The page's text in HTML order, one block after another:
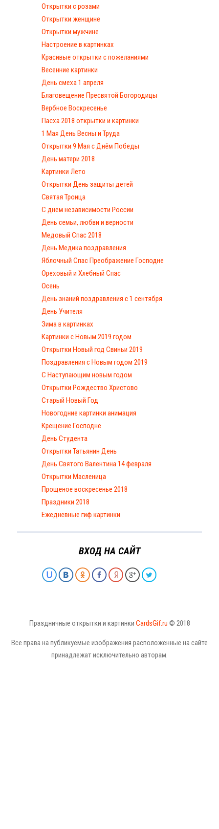
Открытки с розами
Открытки женщине
Открытки мужчине
Настроение в картинках
Красивые открытки с пожеланиями
Весенние картинки
День смеха 1 апреля
Благовещение Пресвятой Богородицы
Вербное Воскресенье
Пасха 2018 открытки и картинки
1 Мая День Весны и Труда
Открытки 9 Мая с Днём Победы
День матери 2018
Картинки Лето
Открытки День защиты детей
Святая Троица
С днем независимости России
День семьи, любви и верности
Медовый Спас 2018
День Медика поздравления
Яблочный Спас Преображение Господне
Ореховый и Хлебный Спас
Осень
День знаний поздравления с 1 сентября
День Учителя
Зима в картинках
Картинки с Новым 2019 годом
Открытки Новый год Свиньи 2019
Поздравления с Новым годом 2019
С Наступающим новым годом
Открытки Рождество Христово
Старый Новый Год
Новогодние картинки анимация
Крещение Господне
День Студента
Открытки Татьянин День
День Святого Валентина 14 февраля
Открытки Масленица
Прощеное воскресенье 2018
Праздники 2018
Ежедневные гиф картинки
ВХОД НА САЙТ
Праздничные открытки и картинки CardsGif.ru © 2018
Все права на публикуемые изображения расположенные на сайте
принадлежат исключительно авторам.